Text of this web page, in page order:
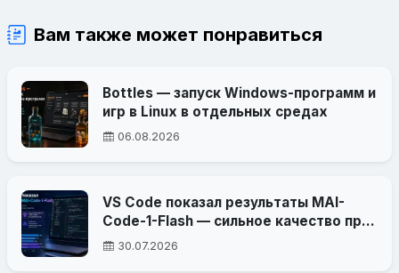
Вам также может понравиться
Bottles — запуск Windows-программ и
игр в Linux в отдельных средах
06.08.2026
VS Code показал результаты MAI-
Code-1-Flash — сильное качество при
меньшем расходе токенов
30.07.2026